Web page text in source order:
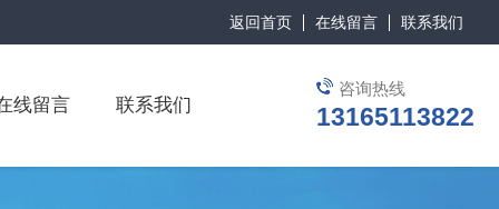
返回首页 在线留言 联系我们
咨询热线
13165113822
线留言 联系我们